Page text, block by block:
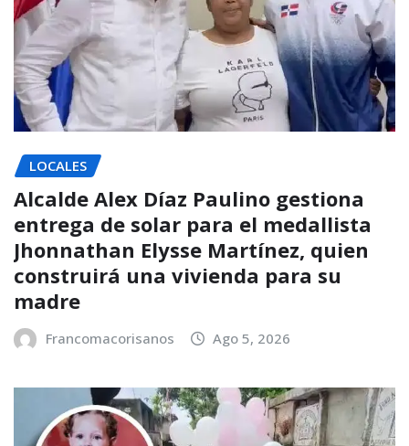
LOCALES
Alcalde Alex Díaz Paulino gestiona
entrega de solar para el medallista
Jhonnathan Elysse Martínez, quien
construirá una vivienda para su
madre
Francomacorisanos Ago 5, 2026